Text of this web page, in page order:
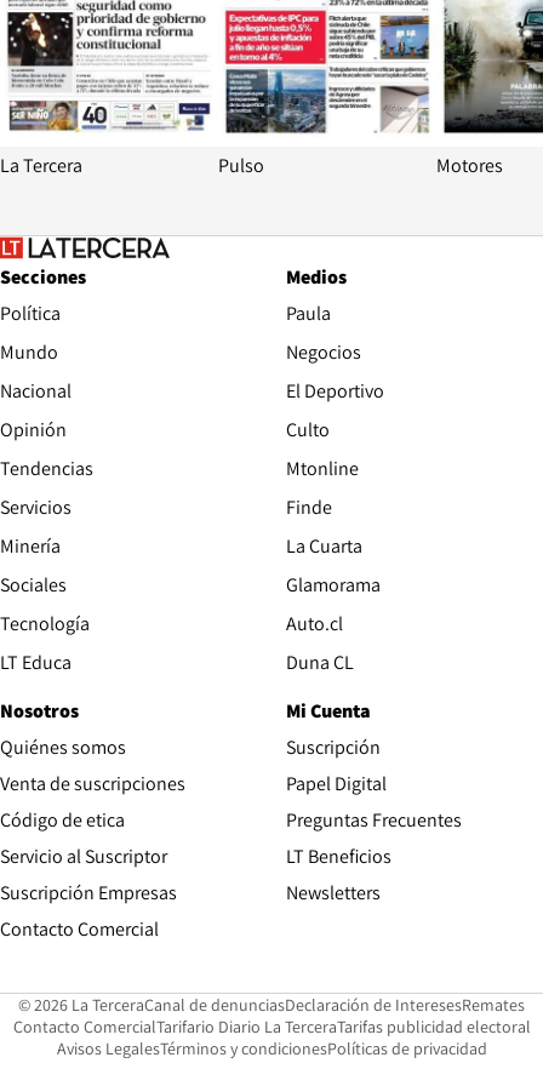
La Tercera Pulso Motores
Secciones
Política
Mundo
Nacional
Opinión
Tendencias
Servicios
Minería
Sociales
Tecnología
LT Educa
Medios
Paula
Negocios
El Deportivo
Culto
Mtonline
Finde
La Cuarta
Glamorama
Auto.clOpens in new window
Duna CLOpens in new window
Nosotros
Quiénes somos
Venta de suscripciones
Código de etica Opens in new window
Servicio al Suscriptor
Suscripción Empresas
Contacto ComercialOpens in new window
Mi Cuenta
Suscripción
Papel DigitalOpens in new
Preguntas Frecuentes
LT Beneficios
Newsletters
© 2026 La TerceraCanal de denunciasOpens in new window
Declaración de InteresesOpens in
Remates
Contacto ComercialOpens in new window
Tarifario Diario La TerceraOpens in new window
Tarifas publicidad electoral
Avisos LegalesOpens in new window
Términos y condicionesPolíticas de privacidad